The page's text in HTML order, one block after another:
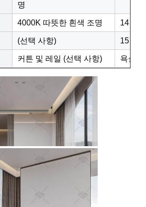
명
4000K 따뜻한 흰색 조명 14
(선택 사항) 15
커튼 및 레일 (선택 사항) 욕실